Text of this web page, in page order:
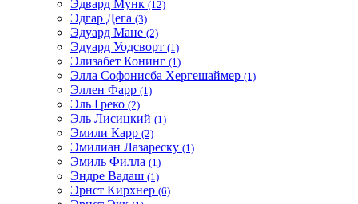
Эдвард Мунк (12)
Эдгар Дега (3)
Эдуард Мане (2)
Эдуард Уодсворт (1)
Элизабет Конинг (1)
Элла Софонисба Хергешаймер (1)
Эллен Фарр (1)
Эль Греко (2)
Эль Лисицкий (1)
Эмили Карр (2)
Эмилиан Лазареску (1)
Эмиль Филла (1)
Эндре Вадаш (1)
Эрнст Кирхнер (6)